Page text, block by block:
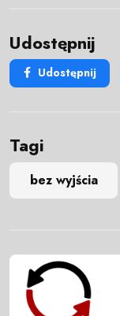
Udostępnij
Udostępnij
Tagi
bez wyjścia